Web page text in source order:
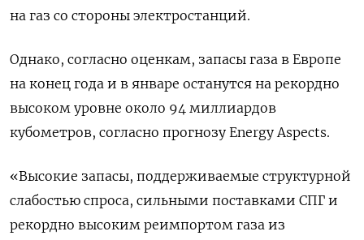
на газ со стороны электростанций.
Однако, согласно оценкам, запасы газа в Европе
на конец года и в январе останутся на рекордно
высоком уровне около 94 миллиардов
кубометров, согласно прогнозу Energy Aspects.
«Высокие запасы, поддерживаемые структурной
слабостью спроса, сильными поставками СПГ и
рекордно высоким реимпортом газа из